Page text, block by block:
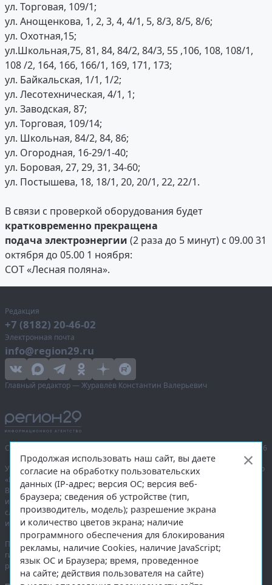
ул. Торговая, 109/1;
ул. Анощенкова, 1, 2, 3, 4, 4/1, 5, 8/3, 8/5, 8/6;
ул. Охотная,15;
ул.Школьная,75, 81, 84, 84/2, 84/3, 55 ,106, 108, 108/1,
108 /2, 164, 166, 166/1, 169, 171, 173;
ул. Байкальская, 1/1, 1/2;
ул. Лесотехническая, 4/1, 1;
ул. Заводская, 87;
ул. Торговая, 109/14;
ул. Школьная, 84/2, 84, 86;
ул. Огородная, 16-29/1-40;
ул. Боровая, 27, 29, 31, 34-60;
ул. Постышева, 18, 18/1, 20, 20/1, 22, 22/1.
В связи с проверкой оборудования будет
кратковременно прекращена
подача электроэнергии (2 раза до 5 минут) с 09.00 31
октября до 05.00 1 ноября:
СОТ «Лесная поляна».
Редакция
+7 (8182) 20-46-02
Электронная почта
info@region29.ru
Главный редактор — Журавлёв Константин Валерьевич
Сетевое издание «Информационное агентство Регион 29»,
© 2016–2026
Учредитель — общество с ограниченной ответственностью «Агентство
«Правда Севера».
Выписка из реестра зарегистрированных средств массовой
информации:ЭЛ № ФС 77-74226от 09.11.2018 выдано Федеральной
службой по надзору в сфере связи, информационных технологий
и массовых коммуникаций (Роскомнадзор).
При полном или частичном использовании любых материалов
гиперссылка на
обязательна. Копирование материалов без
разрешения администрации сайта запрещено.
Продолжая использовать наш сайт, вы даете
согласие на обработку пользовательских
данных (IP-адрес; версия ОС; версия веб-
браузера; сведения об устройстве (тип,
производитель, модель); разрешение экрана
и количество цветов экрана; наличие
программного обеспечения для блокирования
рекламы, наличие Cookies, наличие JavaScript;
язык ОС и Браузера; время, проведенное
на сайте; действия пользователя на сайте)